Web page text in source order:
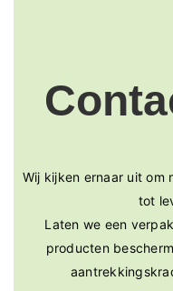
Wij kijken ernaar uit om
tot
Laten we een
producten